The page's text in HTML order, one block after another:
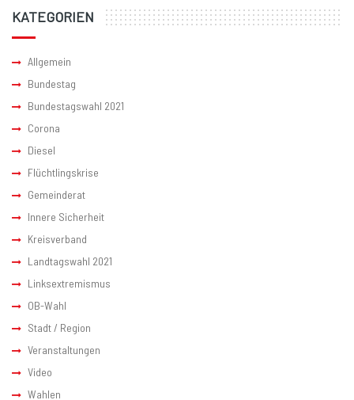
KATEGORIEN
Allgemein
Bundestag
Bundestagswahl 2021
Corona
Diesel
Flüchtlingskrise
Gemeinderat
Innere Sicherheit
Kreisverband
Landtagswahl 2021
Linksextremismus
OB-Wahl
Stadt / Region
Veranstaltungen
Video
Wahlen